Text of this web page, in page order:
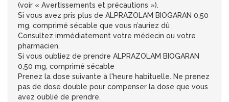
(voir « Avertissements et précautions »).
Si vous avez pris plus de ALPRAZOLAM BIOGARAN 0,50
mg, comprimé sécable que vous n’auriez dû
Consultez immédiatement votre médecin ou votre
pharmacien.
Si vous oubliez de prendre ALPRAZOLAM BIOGARAN
0,50 mg, comprimé sécable
Prenez la dose suivante à l'heure habituelle. Ne prenez
pas de dose double pour compenser la dose que vous
avez oublié de prendre.